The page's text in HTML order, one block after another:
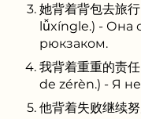
她背着背包去旅
lǚxíngle.) - Она
рюкзаком.
我背着重重的责
de zérèn.) - Я
他背着失败继续